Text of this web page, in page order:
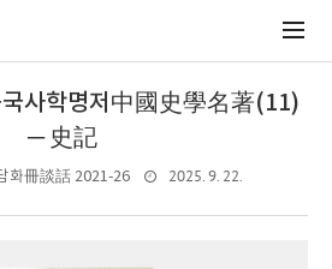
사학명저中國史學名著(11)
─ 史記
화冊談話 2021-26 2025. 9. 22.